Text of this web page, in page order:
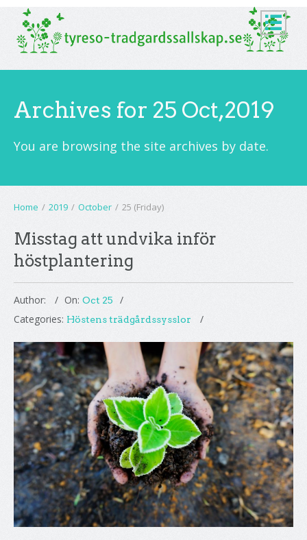
Archives for 25 Oct,2019
You are browsing the site archives by date.
Home / 2019 / October / 25 (Friday)
Misstag att undvika inför
höstplantering
Author: On: Oct 25
Categories: Höstens trädgårdssysslor